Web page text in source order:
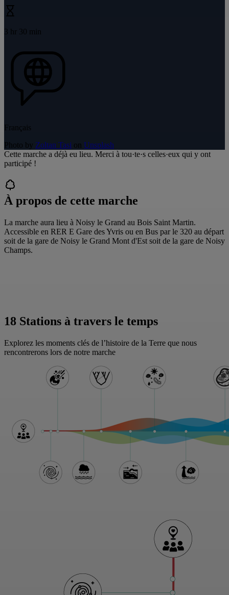
3 hr 30 min
Français
Photo by Zoltan Tasi on Unsplash
Cette marche a déjà eu lieu. Merci à tou·te·s celles·eux qui y ont
participé !
À propos de cette marche
La marche aura lieu à Noisy le Grand au Bois Saint Martin.
Accessible en RER E Gare des Yvris ou en Bus par le 320 au départ
soit de la gare de Noisy le Grand Mont d'Est soit de la gare de Noisy
Champs.
18 Stations à travers le temps
Explorez les moments clés de l’histoire de la Terre que nous
rencontrerons lors de notre marche